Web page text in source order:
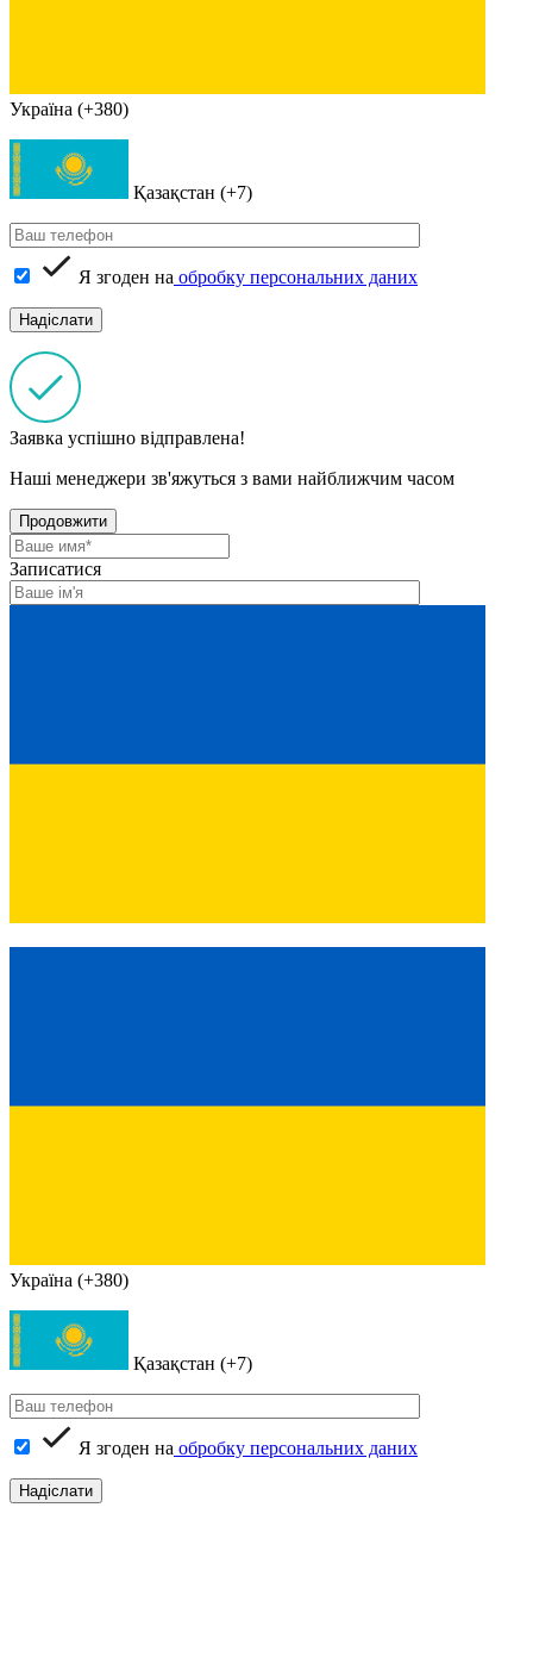
Україна (+380)
Қазақстан (+7)
Я згоден на обробку персональних даних
Заявка успішно відправлена!
Наші менеджери зв'яжуться з вами найближчим часом
Продовжити
Записатися
Україна (+380)
Қазақстан (+7)
Я згоден на обробку персональних даних